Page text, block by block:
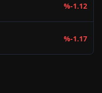
%-1.12
%-1.17